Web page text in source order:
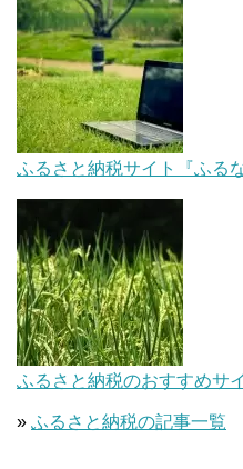
ふるさと納税サイト『ふる
ふるさと納税のおすすめサ
» ふるさと納税の記事一覧